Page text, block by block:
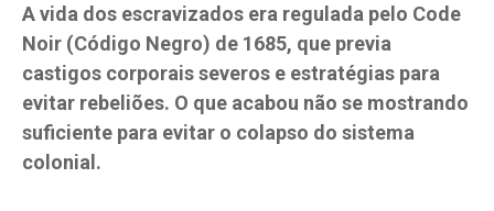
A vida dos escravizados era regulada pelo Code
Noir (Código Negro) de 1685, que previa
castigos corporais severos e estratégias para
evitar rebeliões. O que acabou não se mostrando
suficiente para evitar o colapso do sistema
colonial.